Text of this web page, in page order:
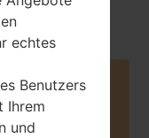
echtes
Benutzers
Ihrem
und